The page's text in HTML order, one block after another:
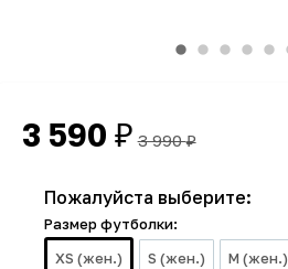
3 590 ₽ 3 990₽
Пожалуйста выберите:
Размер футболки:
XS (жен.)
S (жен.) M (жен.)